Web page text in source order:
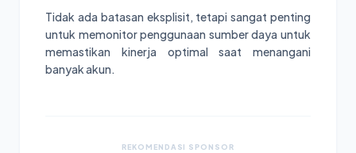
Tidak ada batasan eksplisit, tetapi sangat penting
untuk memonitor penggunaan sumber daya untuk
memastikan kinerja optimal saat menangani
banyak akun.
REKOMENDASI SPONSOR